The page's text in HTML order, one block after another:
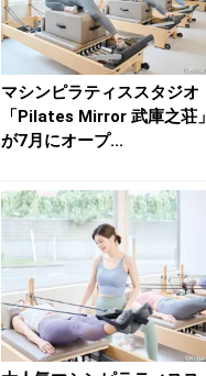
マシンピラティススタジオ
「Pilates Mirror 武庫之荘」
が7月にオープ...